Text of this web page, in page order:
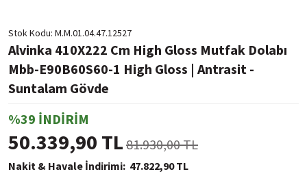
Stok Kodu M.M.01.04.47.12527
Alvinka 410X222 Cm High Gloss Mutfak Dolabı
Mbb-E90B60S60-1 High Gloss | Antrasit -
Suntalam Gövde
%39 İNDİRİM
50.339,90 TL 81.930,00 TL
Nakit & Havale İndirimi 47.822,90 TL